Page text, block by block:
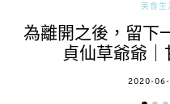
美食生
為離開之後，留下
貞仙草爺爺
POSTED
2020-